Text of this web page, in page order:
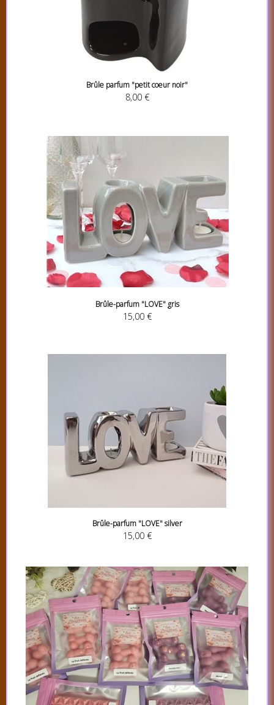
Brûle parfum "petit coeur noir"
8,00 €
Brûle-parfum "LOVE" gris
15,00 €
Brûle-parfum "LOVE" silver
15,00 €